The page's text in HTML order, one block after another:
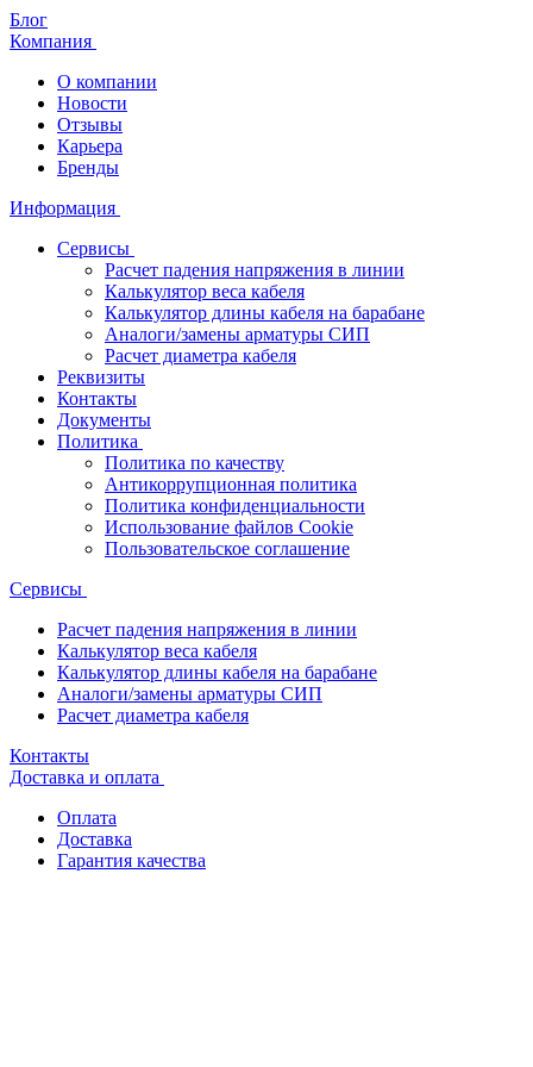
Блог
Компания
О компании
Новости
Отзывы
Карьера
Бренды
Информация
Сервисы
Расчет падения напряжения в линии
Калькулятор веса кабеля
Калькулятор длины кабеля на барабане
Аналоги/замены арматуры СИП
Расчет диаметра кабеля
Реквизиты
Контакты
Документы
Политика
Политика по качеству
Антикоррупционная политика
Политика конфиденциальности
Использование файлов Cookie
Пользовательское соглашение
Сервисы
Расчет падения напряжения в линии
Калькулятор веса кабеля
Калькулятор длины кабеля на барабане
Аналоги/замены арматуры СИП
Расчет диаметра кабеля
Контакты
Доставка и оплата
Оплата
Доставка
Гарантия качества